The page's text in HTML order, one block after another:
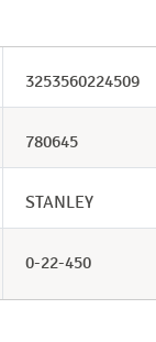
3253560224509
780645
STANLEY
0-22-450